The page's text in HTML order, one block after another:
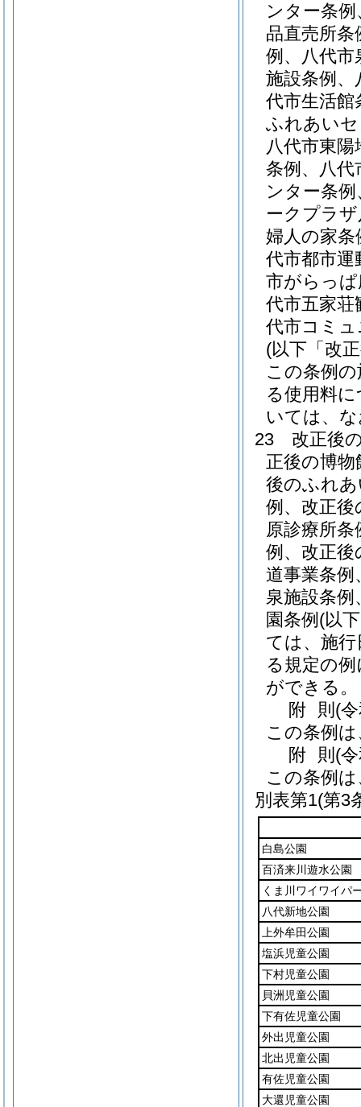
ンター条
品直売所
例、八代市
施設条例、
代市生活館
ふれあい
八代市東
条例、八代
ンター条
ークプラ
婦人の家条
代市都市運
市がらっぱ
代市五家荘
代市コミ
(以下「改
この条例
る使用料
いては、
23
改正後
正後の博
後のふれ
例、改正後
原診療所
例、改正後
道事業条
泉施設条
園条例 (以
ては、施
る規定の
ができる。
附 則 (
この条例
附 則 (
この条例
別表第1(第3
白島公園
百済来川遊水公園
くま川ワイワイパ
八代新地公園
上外牟田公園
塩浜児童公園
下村児童公園
貝洲児童公園
下有佐児童公園
外出児童公園
北出児童公園
有佐児童公園
大還児童公園